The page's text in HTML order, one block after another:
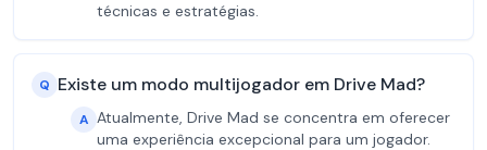
técnicas e estratégias.
Q Existe um modo multijogador em Drive Mad?
A Atualmente, Drive Mad se concentra em oferecer
uma experiência excepcional para um jogador.